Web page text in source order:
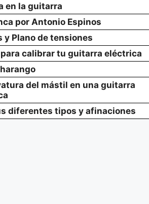
en la guitarra
por Antonio Espinos
y Plano de tensiones
calibrar tu guitarra eléctrica
del mástil en una guitarra
diferentes tipos y afinaciones